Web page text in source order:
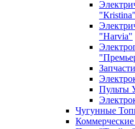
"Кristina"
"Harvia"
Пульты
Чугунные